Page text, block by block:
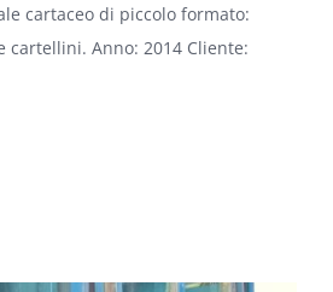
cartaceo di piccolo formato:
cartellini. Anno: 2014 Cliente: